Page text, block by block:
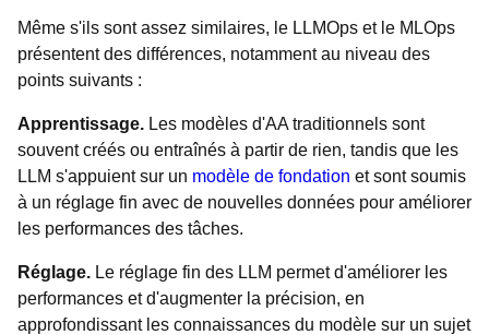
Même s'ils sont assez similaires, le LLMOps et le MLOps
présentent des différences, notamment au niveau des
points suivants :
Apprentissage. Les modèles d'AA traditionnels sont
souvent créés ou entraînés à partir de rien, tandis que les
LLM s'appuient sur un modèle de fondation et sont soumis
à un réglage fin avec de nouvelles données pour améliorer
les performances des tâches.
Réglage. Le réglage fin des LLM permet d'améliorer les
performances et d'augmenter la précision, en
approfondissant les connaissances du modèle sur un sujet